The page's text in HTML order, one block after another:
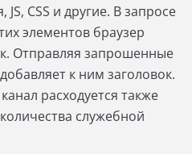
CSS и другие. В запросе
элементов браузер
Отправляя запрошенные
к ним заголовок.
расходуется также
служебной